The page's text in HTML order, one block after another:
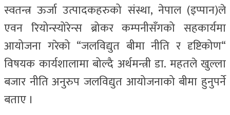
स्वतन्त्र ऊर्जा उत्पादकहरुको संस्था, नेपाल (इप्पान)ले
एवन रियोन्स्योरेन्स ब्रोकर कम्पनीसँगको सहकार्यमा
आयोजना गरेको “जलविद्युत बीमा नीति र दृष्टिकोण“
विषयक कार्यशालामा बोल्दै अर्थमन्त्री डा. महतले खुल्ला
बजार नीति अनुरुप जलविद्युत आयोजनाको बीमा हुनुपर्ने
बताए ।